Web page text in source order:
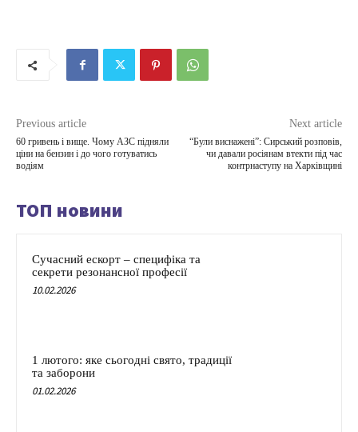
Previous article
60 гривень і вище. Чому АЗС підняли
ціни на бензин і до чого готуватись
водіям
Next article
“Були виснажені”: Сирський розповів,
чи давали росіянам втекти під час
контрнаступу на Харківщині
ТОП новини
Сучасний ескорт – специфіка та
секрети резонансної професії
10.02.2026
1 лютого: яке сьогодні свято, традиції
та заборони
01.02.2026